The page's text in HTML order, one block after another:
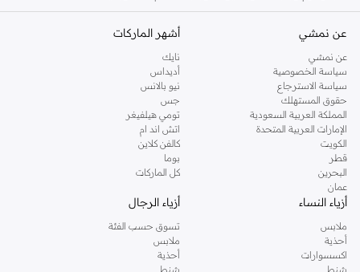
عن نمشي
عن نمشي
سياسة الخصوصية
سياسة الاسترجاع
حقوق المستهلك
المملكة العربية السعودية
الإمارات العربية المتحدة
الكويت
قطر
البحرين
عمان
أشهر الماركات
نايك
أديداس
نيو بالانس
جس
تومي هيلفيغر
اتش اند ام
كالفن كلاين
بوما
كل الماركات
أزياء النساء
ملابس
أحذية
اكسسوارات
شنط
أزياء الرجال
تسوق حسب الفئة
ملابس
أحذية
شنط